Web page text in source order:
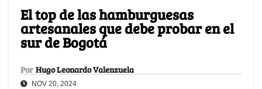
El top de las hamburguesas
artesanales que debe probar en el
sur de Bogotá
Por Hugo Leonardo Valenzuela
NOV 20, 2024